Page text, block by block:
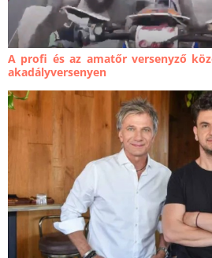
A profi és az amatőr versenyző
akadályversenyen